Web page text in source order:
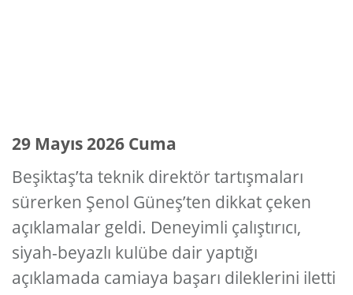
29 Mayıs 2026 Cuma
Beşiktaş’ta teknik direktör tartışmaları
sürerken Şenol Güneş’ten dikkat çeken
açıklamalar geldi. Deneyimli çalıştırıcı,
siyah-beyazlı kulübe dair yaptığı
açıklamada camiaya başarı dileklerini iletti